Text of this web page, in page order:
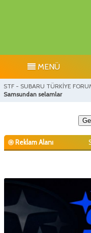
MENÜ
STF - SUBARU TÜRKİYE
Samsundan selamlar
Reklam Alanı